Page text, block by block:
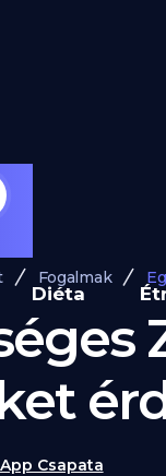
Diéta
Fogalmak
Csapata